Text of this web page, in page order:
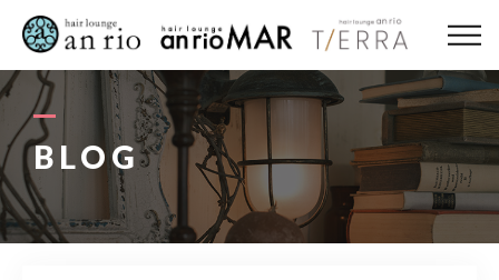
BLOG
ABOUT US
MENU
STYLE